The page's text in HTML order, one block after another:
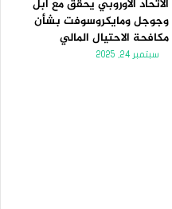
الاتحاد الأوروبي يحقق مع آبل
وجوجل ومايكروسوفت بشأن
مكافحة الاحتيال المالي
سبتمبر 24, 2025